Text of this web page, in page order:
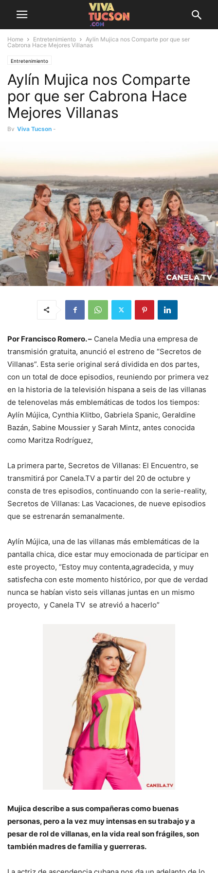
Home Entretenimiento
Aylín Mujica nos Comparte por que ser
Cabrona Hace Mejores Villanas
Entretenimiento
Aylín Mujica nos Comparte
por que ser Cabrona Hace
Mejores Villanas
By Viva Tucson -
Por Francisco Romero. – Canela Media una empresa de
transmisión gratuita, anunció el estreno de “Secretos de
Villanas”. Esta serie original será dividida en dos partes,
con un total de doce episodios, reuniendo por primera vez
en la historia de la televisión hispana a seis de las villanas
de telenovelas más emblemáticas de todos los tiempos:
Aylín Mújica, Cynthia Klitbo, Gabriela Spanic, Geraldine
Bazán, Sabine Moussier y Sarah Mintz, antes conocida
como Maritza Rodríguez,
La primera parte, Secretos de Villanas: El Encuentro, se
transmitirá por Canela.TV a partir del 20 de octubre y
consta de tres episodios, continuando con la serie-reality,
Secretos de Villanas: Las Vacaciones, de nueve episodios
que se estrenarán semanalmente.
Aylín Mújica, una de las villanas más emblemáticas de la
pantalla chica, dice estar muy emocionada de participar en
este proyecto, “Estoy muy contenta,agradecida, y muy
satisfecha con este momento histórico, por que de verdad
nunca se habían visto seis villanas juntas en un mismo
proyecto, y Canela TV se atrevió a hacerlo”
Mujica describe a sus compañeras como buenas
personas, pero a la vez muy intensas en su trabajo y a
pesar de rol de villanas, en la vida real son frágiles, son
también madres de familia y guerreras.